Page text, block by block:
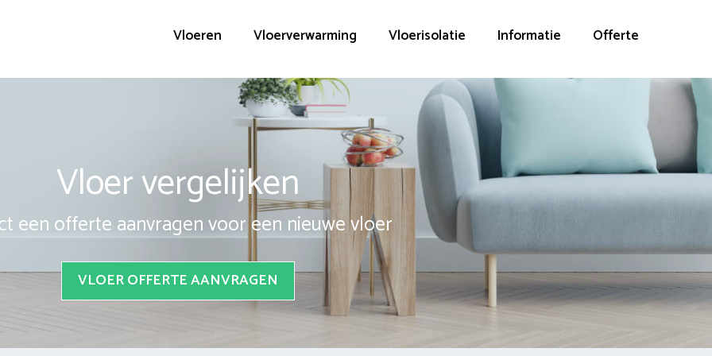
Vloeren Vloerverwarming Vloerisolatie Informatie Offerte
Vloer vergelijken
een offerte aanvragen voor een nieuwe vloer
VLOER OFFERTE AANVRAGEN